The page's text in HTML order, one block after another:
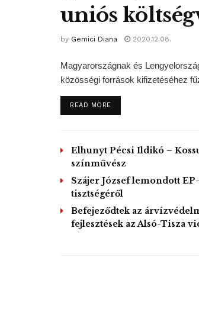
uniós
by Gemici Diana 2020.12.08.
Magyarországnak és
közösségi források kifizetéséhez
READ MOREDETAILS
Elhunyt Pécsi Ildikó –
színművész
Szájer József lemondott EP-képviselői
tisztségéről
Befejeződtek az
fejlesztések az Alsó-Tisza